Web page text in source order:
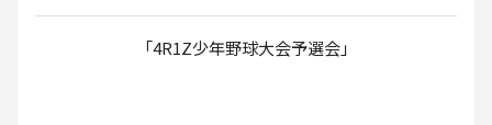
「4R1Z少年野球大会予選会」